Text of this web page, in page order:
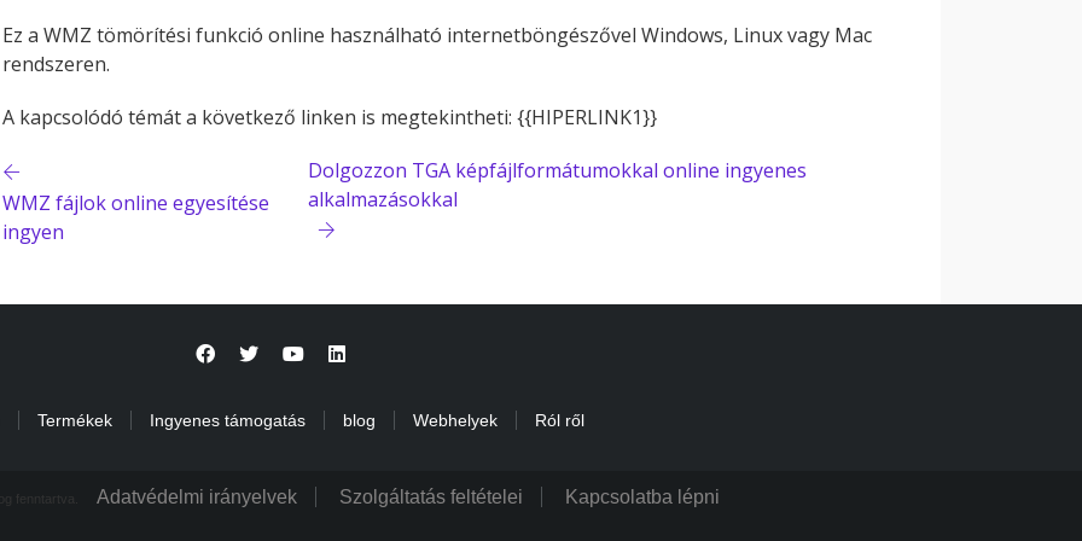
Ez a WMZ tömörítési funkció online használható internetböngészővel Windows, Linux vagy Mac
rendszeren.
A kapcsolódó témát a következő linken is megtekintheti: {{HIPERLINK1}}
WMZ fájlok online egyesítése
ingyen
Dolgozzon TGA képfájlformátumokkal online ingyenes
alkalmazásokkal
Termékek Ingyenes támogatás blog Webhelyek Ról ről
fenntartva. Adatvédelmi irányelvek Szolgáltatás feltételei Kapcsolatba lépni